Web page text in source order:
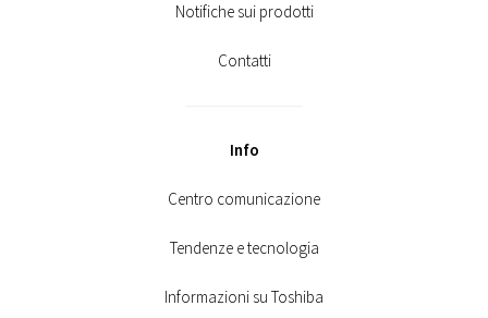
Notifiche sui prodotti
Contatti
Info
Centro comunicazione
Tendenze e tecnologia
Informazioni su Toshiba